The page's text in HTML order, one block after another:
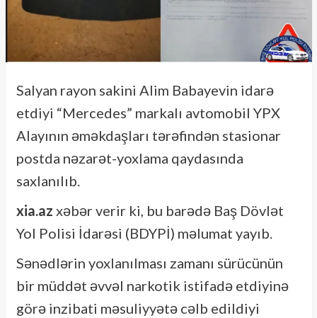
Salyan rayon sakini Alim Babayevin idarə
etdiyi “Mercedes” markalı avtomobil YPX
Alayının əməkdaşları tərəfindən stasionar
postda nəzarət-yoxlama qaydasında
saxlanılıb.
xia.az xəbər verir ki, bu barədə Baş Dövlət
Yol Polisi İdarəsi (BDYPİ) məlumat yayıb.
Sənədlərin yoxlanılması zamanı sürücünün
bir müddət əvvəl narkotik istifadə etdiyinə
görə inzibati məsuliyyətə cəlb edildiyi